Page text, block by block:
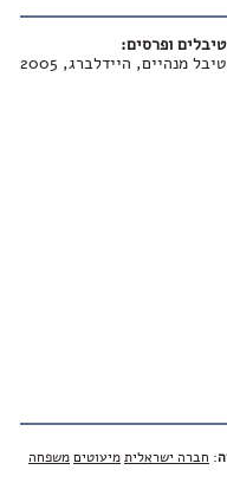
ופרסים:
מנהיים, היידלברג, 2005
: חברה ישראליתמיעוטיםמשפחה